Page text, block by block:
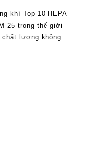
khí Top 10 HEPA
25 trong thế giới
chất lượng không
hóa và tự động